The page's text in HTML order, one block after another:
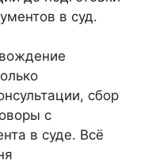
в суд.
сбор
с
в суде. Всё